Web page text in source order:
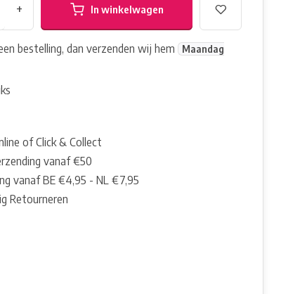
+ In winkelwagen
bestelling, dan verzenden wij hem
Maandag
of Click & Collect
vanaf €50
vanaf BE €4,95 - NL €7,95
Retourneren